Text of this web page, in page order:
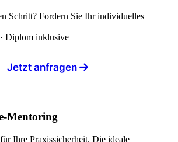
Schritt? Fordern Sie Ihr individuelles
Diplom inklusive
Jetzt anfragen
Mentoring
Ihre Praxissicherheit. Die ideale